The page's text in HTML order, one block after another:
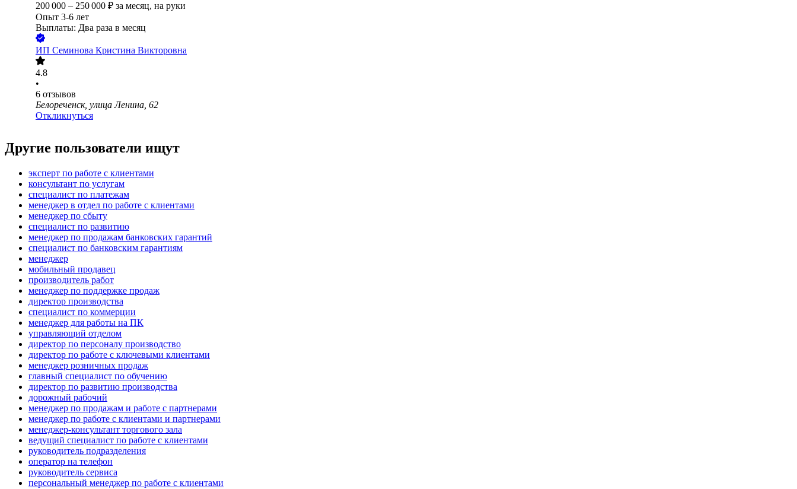
200 000 – 250 000 ₽ за месяц, на руки
Опыт 3-6 лет
Выплаты: Два раза в месяц
ИП Семинова Кристина Викторовна
4.8
•
6 отзывов
Белореченск, улица Ленина, 62
Откликнуться
Другие пользователи ищут
эксперт по работе с клиентами
консультант по услугам
специалист по платежам
менеджер в отдел по работе с клиентами
менеджер по сбыту
специалист по развитию
менеджер по продажам банковских гарантий
специалист по банковским гарантиям
менеджер
мобильный продавец
производитель работ
менеджер по поддержке продаж
директор производства
специалист по коммерции
менеджер для работы на ПК
управляющий отделом
директор по персоналу производство
директор по работе с ключевыми клиентами
менеджер розничных продаж
главный специалист по обучению
директор по развитию производства
дорожный рабочий
менеджер по продажам и работе с партнерами
менеджер по работе с клиентами и партнерами
менеджер-консультант торгового зала
ведущий специалист по работе с клиентами
руководитель подразделения
опeрaтoр нa тeлeфoн
руководитель сервиса
персональный менеджер по работе с клиентами